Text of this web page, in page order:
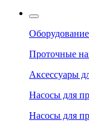
Проточные
Аксессуары
Насосы для
Насосы для